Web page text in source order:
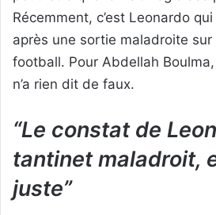
Récemment, c’est Leonardo
après une sortie maladroite
football. Pour Abdellah
n’a rien dit de faux.
“Le constat de
tantinet maladroit,
juste”